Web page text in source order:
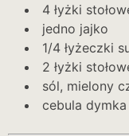
4 łyżki
jedno jajko
1/4 łyżeczki
2 łyżki
sól, mielony
cebula